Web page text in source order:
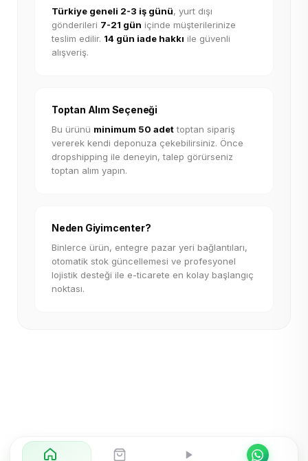
Türkiye geneli 2-3 iş günü, yurt dışı
gönderileri 7-21 gün içinde müşterilerinize
teslim edilir. 14 gün iade hakkı ile güvenli
alışveriş.
Toptan Alım Seçeneği
Bu ürünü minimum 50 adettoptan sipariş
vererek kendi deponuza çekebilirsiniz. Önce
dropshipping ile deneyin, talep görürseniz
toptan alım yapın.
Neden Giyimcenter?
Binlerce ürün, entegre pazar yeri bağlantıları,
otomatik stok güncellemesi ve profesyonel
lojistik desteği ile e-ticarete en kolay başlangıç
noktası.